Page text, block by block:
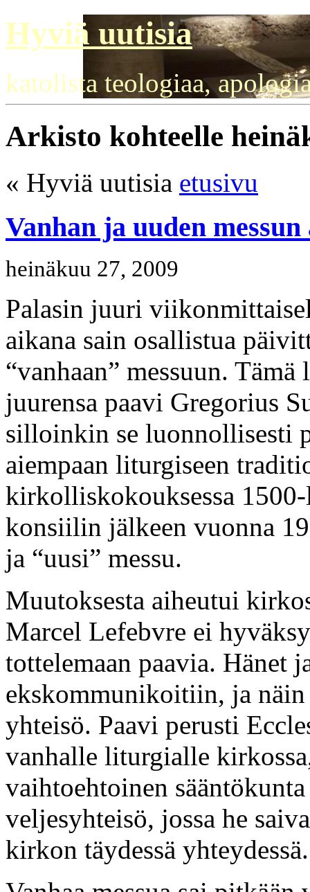
Hyviä uutisia
katolista teologiaa,
Arkisto kohteelle
« Hyviä uutisia etusivu
Vanhan ja uuden messun
heinäkuu 27, 2009
Palasin juuri
aikana sain osallistua
“vanhaan” messuun.
juurensa paavi Gregorius
silloinkin se luonnollisesti
aiempaan liturgiseen
kirkolliskokouksessa
konsiilin jälkeen vuonna
ja “uusi” messu.
Muutoksesta aiheutui
Marcel Lefebvre ei
tottelemaan paavia. Hänet
ekskommunikoitiin, ja
yhteisö. Paavi perusti
vanhalle liturgialle
vaihtoehtoinen
veljesyhteisö, jossa he
kirkon täydessä yhteydessä.